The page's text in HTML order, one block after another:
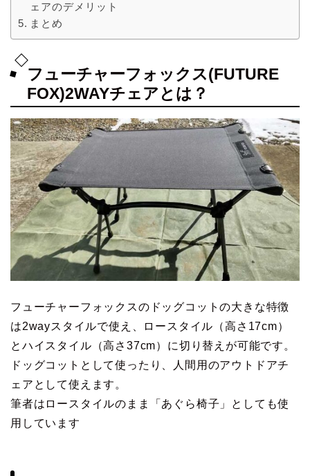
ェアのデメリット
まとめ
フューチャーフォックス(FUTURE
FOX)2WAYチェアとは？
フューチャーフォックスのドッグコットの大きな特徴
は2wayスタイルで使え、ロースタイル（高さ17cm）
とハイスタイル（高さ37cm）に切り替えが可能です。
ドッグコットとして使ったり、人間用のアウトドアチ
ェアとして使えます。
筆者はロースタイルのまま「あぐら椅子」としても使
用しています